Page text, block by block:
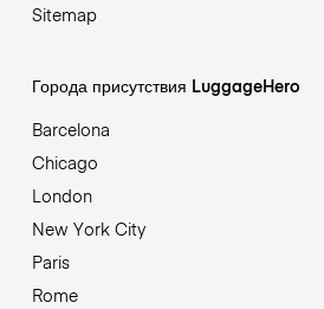
Sitemap
Города присутствия LuggageHero
Barcelona
Chicago
London
New York City
Paris
Rome